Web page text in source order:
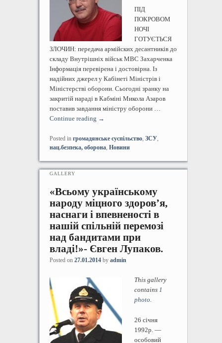
ПІД
ПОКРОВОМ
НОЧІ
ГОТУЄТЬСЯ
ЗЛОЧИН: передача армійских десантників до
складу Внутрішніх військ МВС Захарченка
Інформація перевірена і достовірна. Із
надійних джерел у Кабінеті Міністрів і
Міністерстві оборони. Сьогодні зранку на
закритій нараді в Кабміні Микола Азаров
поставив завдання міністру оборони …
Continue reading →
Posted in громадянське суспільство, ЗСУ,
нац.безпека, оборона, Новини
«Всьому українському
народу міцного здоров’я,
наснаги і впевненості в
нашій спільній перемозі
над бандитами при
владі!»- Євген Лупаков.
GALLERY
Posted on 27.01.2014 by admin
This gallery
contains 1
photo.
26 січня
1992р. —
особовий